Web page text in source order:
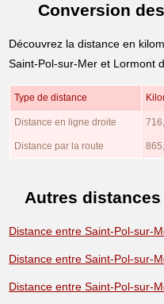
Conversion
Découvrez la distance en
Saint-Pol-sur-Mer et Lormont
Type de distance
Distance en ligne droite
Distance par la route
Autres
Distance entre Saint-Pol-sur-
Distance entre Saint-Pol-sur-
Distance entre Saint-Pol-sur-